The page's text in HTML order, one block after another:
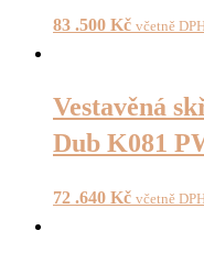
83 .500 Kč včetně
Vestavěná
Dub K081
72 .640 Kč včetně